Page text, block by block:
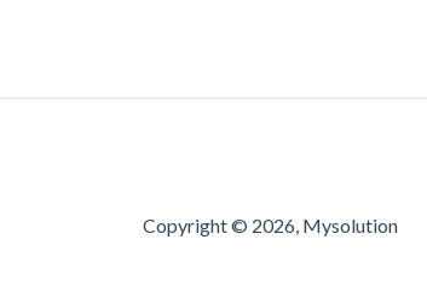
Copyright © 2026, Mysolution